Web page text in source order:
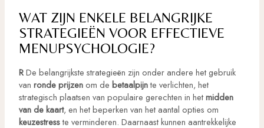
WAT ZIJN ENKELE BELANGRIJKE
STRATEGIEËN VOOR EFFECTIEVE
MENUPSYCHOLOGIE?
RDe belangrijkste strategieën zijn onder andere het gebruik
van ronde prijzenom de betaalpijnte verlichten, het
strategisch plaatsen van populaire gerechten in hetmidden
van de kaart, en het beperken van het aantal opties om
keuzestresste verminderen. Daarnaast kunnen aantrekkelijke